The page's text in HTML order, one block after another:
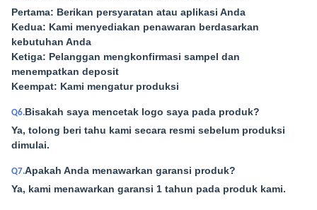
Pertama: Berikan persyaratan atau aplikasi Anda
Kedua: Kami menyediakan penawaran berdasarkan
kebutuhan Anda
Ketiga: Pelanggan mengkonfirmasi sampel dan
menempatkan deposit
Keempat: Kami mengatur produksi
Q6.Bisakah saya mencetak logo saya pada produk?
Ya, tolong beri tahu kami secara resmi sebelum produksi
dimulai.
Q7.Apakah Anda menawarkan garansi produk?
Ya, kami menawarkan garansi 1 tahun pada produk kami.